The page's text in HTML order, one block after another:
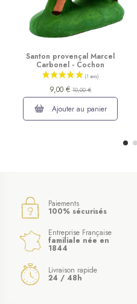
Santon provençal Marcel
Carbonel - Cochon
9,00 € 10,00 €
Ajouter au panier
Paiements
100% sécurisés
Entreprise Française
familiale née en
1844
Livraison rapide
24 / 48h